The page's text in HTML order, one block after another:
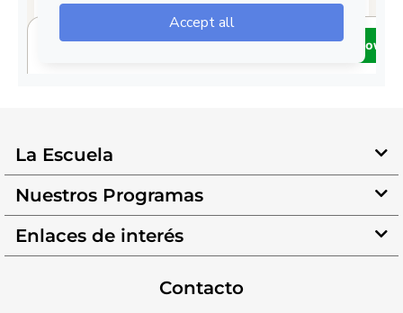
La Escuela
Nuestros Programas
Enlaces de interés
Contacto